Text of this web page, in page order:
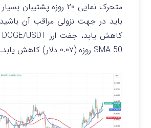
متحرک نمایی ۲۰ روزه
باید در جهت نزولی مراقب آن
SMA 50 روزه (۰.۰۷ دلار) کاهش یابد.